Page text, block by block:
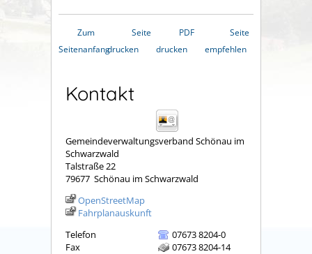
Zum
Seitenanfang
Seite
drucken
PDF
drucken
Seite
empfehlen
Kontakt
Gemeindeverwaltungsverband Schönau im
Schwarzwald
Talstraße 22
79677 Schönau im Schwarzwald
OpenStreetMap
Fahrplanauskunft
Telefon
07673 8204-0
Fax
07673 8204-14